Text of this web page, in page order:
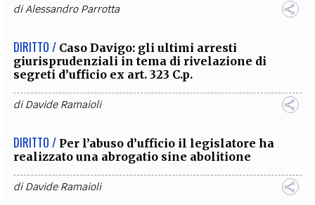
diAlessandro Parrotta
DIRITTO / Caso Davigo: gli ultimi arresti
giurisprudenziali in tema di rivelazione di
segreti d’ufficio ex art. 323 C.p.
diDavide Ramaioli
DIRITTO / Per l’abuso d’ufficio il legislatore ha
realizzato una abrogatio sine abolitione
diDavide Ramaioli